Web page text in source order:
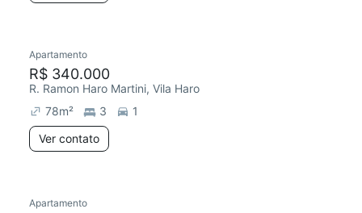
Apartamento
R$ 340.000
R. Ramon Haro Martini, Vila Haro
78m² 3
1
Ver contato
Redecorar
Apartamento